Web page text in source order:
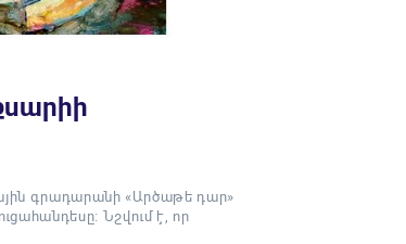
գրադարանի «Արծաթե դար»
Նշվում է, որ